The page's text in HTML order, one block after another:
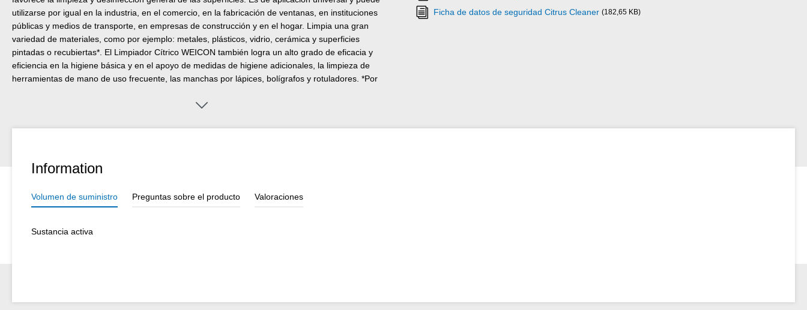
utilizarse por igual en la industria, en el comercio, en la fabricación de ventanas, en instituciones
públicas y medios de transporte, en empresas de construcción y en el hogar. Limpia una gran
variedad de materiales, como por ejemplo: metales, plásticos, vidrio, cerámica y superficies
pintadas o recubiertas*. El Limpiador Cítrico WEICON también logra un alto grado de eficacia y
eficiencia en la higiene básica y en el apoyo de medidas de higiene adicionales, la limpieza de
herramientas de mano de uso frecuente, las manchas por lápices, bolígrafos y rotuladores. *Por
Ficha de datos de seguridad Citrus Cleaner (182,65 KB)
Information
Volumen de suministro Preguntas sobre el producto Valoraciones
Sustancia activa